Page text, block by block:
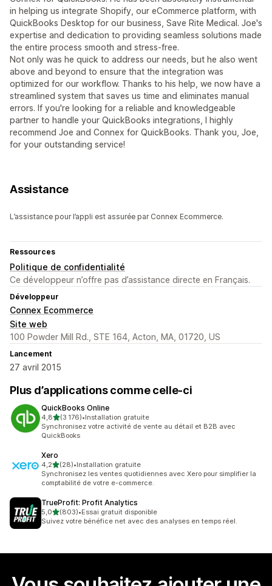
in helping us integrate Shopify, our eCommerce platform, with
QuickBooks Desktop for our business, Save Rite Medical. Joe's
expertise and dedication to providing seamless solutions made
the entire process smooth and stress-free.
Not only was he quick to address our needs, but he also went
above and beyond to ensure that the integration was
optimized for our workflow. Thanks to his help, we now have a
streamlined system that saves us time and eliminates manual
errors. If you're looking for a reliable and knowledgeable
partner to handle your QuickBooks integrations, I highly
recommend Joe and Connex for QuickBooks. Thank you, Joe,
for your outstanding service!
Assistance
L’assistance pour l’appli est assurée par Connex Ecommerce.
Ressources
Politique de confidentialité
Ce développeur n’offre pas d’assistance directe en Français.
Développeur
Connex Ecommerce
Site web
100 Powder Mill Rd., STE 164, Acton, MA, 01720, US
Lancement
27 avril 2015
Plus d’applications comme celle-ci
QuickBooks Online
4,8étoile(s) sur 5
(3 176)
3176 avis au total
•Installation gratuite
Synchronisez votre activité de vente au détail et B2B avec
QuickBooks
Xero
4,2étoile(s) sur 5
(28)
28 avis au total
•Installation gratuite
Synchronisez les ventes quotidiennes avec Xero pour simplifier la
comptabilité de votre e-commerce.
TrueProfit: Profit Analytics
5,0étoile(s) sur 5
(803)
803 avis au total
•Essai gratuit disponible
Suivez votre bénéfice net avec des analyses en temps réel.